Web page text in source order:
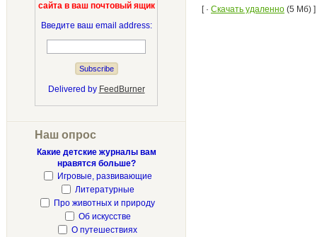
сайта в ваш почтовый ящик
Введите ваш email address:
Delivered by FeedBurner
Наш опрос
Какие детские журналы вам
нравятся больше?
Игровые, развивающие
Литературные
Про животных и природу
Об искусстве
О путешествиях
[ · Скачать удаленно (5 Мб) ]